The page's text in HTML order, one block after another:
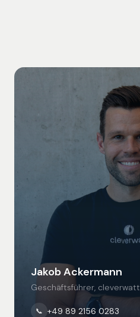
Jakob Ackermann
Geschäftsführer, cleverwatt
📞 +49 89 2156 0283